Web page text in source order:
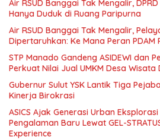
Air RSUD Banggai Tak Mengalir,
Hanya Duduk di Ruang Paripurna
Air RSUD Banggai Tak Mengalir,
Dipertaruhkan: Ke Mana Peran PDAM
‎STP Manado Gandeng ASIDEWI dan
Perkuat Nilai Jual UMKM Desa Wisata
Gubernur Sulut YSK Lantik Tiga Pejabat Eselon II, Perkuat
Kinerja Birokrasi
ASICS Ajak Generasi Urban
Pengalaman Baru Lewat GEL-
Experience